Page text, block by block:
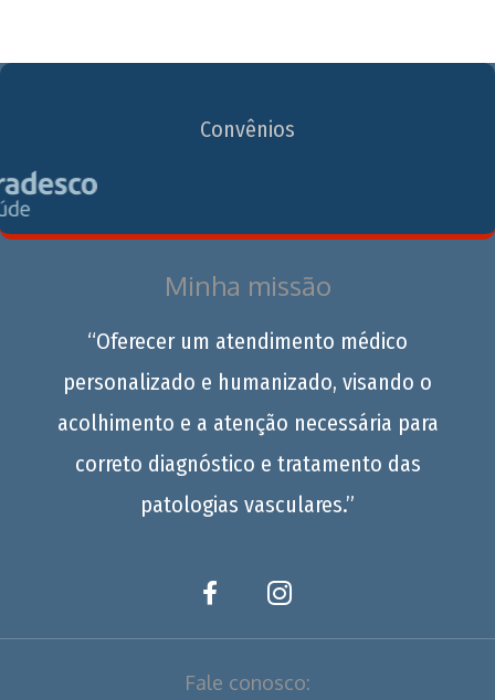
Convênios
Minha missão
“Oferecer um atendimento médico
personalizado e humanizado, visando o
acolhimento e a atenção necessária para
correto diagnóstico e tratamento das
patologias vasculares.”
Fale conosco: